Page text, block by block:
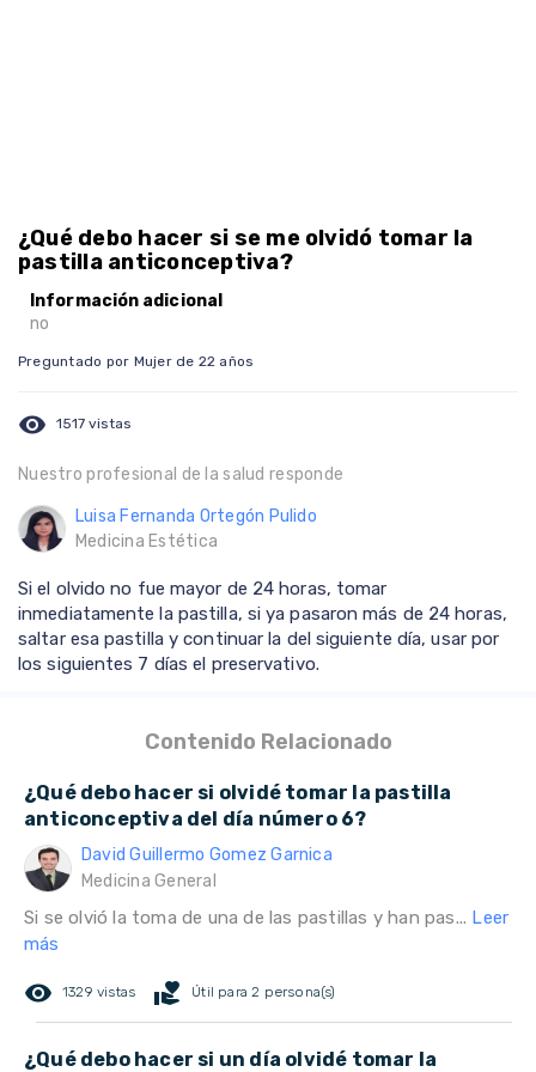
¿Qué debo hacer si se me olvidó tomar la
pastilla anticonceptiva?
Información adicional
no
Preguntado por Mujer de 22 años
visibility 1517 vistas
Nuestro profesional de la salud responde
Luisa Fernanda Ortegón Pulido
Medicina Estética
Si el olvido no fue mayor de 24 horas, tomar
inmediatamente la pastilla, si ya pasaron más de 24 horas,
saltar esa pastilla y continuar la del siguiente día, usar por
los siguientes 7 días el preservativo.
Contenido Relacionado
¿Qué debo hacer si olvidé tomar la pastilla
anticonceptiva del día número 6?
David Guillermo Gomez Garnica
Medicina General
Si se olvió la toma de una de las pastillas y han pas... Leer
más
remove_red_eye 1329 vistas volunteer_activism Útil para 2 persona(s)
¿Qué debo hacer si un día olvidé tomar la